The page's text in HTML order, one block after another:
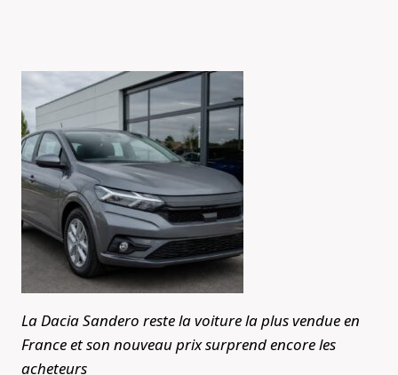
La Dacia Sandero reste la voiture la plus vendue en
France et son nouveau prix surprend encore les
acheteurs